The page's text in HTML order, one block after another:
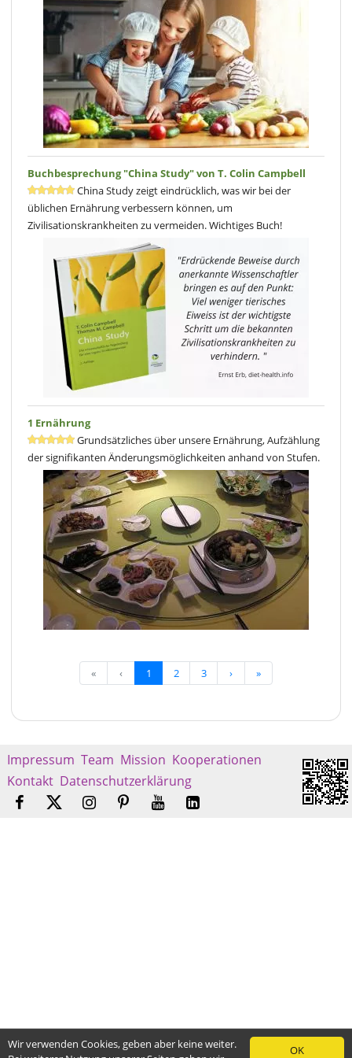
Kuchen zumeist gering gehalten. Cashewnüsse sind häufiger
Bestandteil der Rezepte. DerSchoko-Kokoskuchen aus nur 3 Zutaten
und dieApfel-Rosen-Tartesind nur zwei der aufgeführten Rezepte.
Sonstiges:
Neben in anderen Kapiteln erwähnten Rezepten finden Sie hier ein
Rezept für ein mit Magic Blue und mit Rote-Beete-Pulver bunt
gefärbtes, selbstgemachtes Kokosmus.
Blog-Besprechung vom 6.Juni 2019, von Dr. med. vet. Inke
Weissenborn
Buchbesprechung "China Study" von T. Colin Campbell
China Study zeigt eindrücklich, was wir bei der
üblichen Ernährung verbessern können, um
Zivilisationskrankheiten zu vermeiden. Wichtiges Buch!
1 Ernährung
Grundsätzliches über unsere Ernährung, Aufzählung
der signifikanten Änderungsmöglichkeiten anhand von Stufen.
« ‹ 1 2 3 › »
Impressum Team Mission Kooperationen
Kontakt Datenschutzerklärung
OK
Wir verwenden Cookies, geben aber keine weiter.